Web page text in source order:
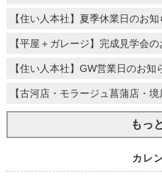
【住い人本社】夏季休業日のお知
【平屋＋ガレージ】完成見学会
【住い人本社】GW営業日のお知
【古河店・モラージュ菖蒲店・
もっ
カレ